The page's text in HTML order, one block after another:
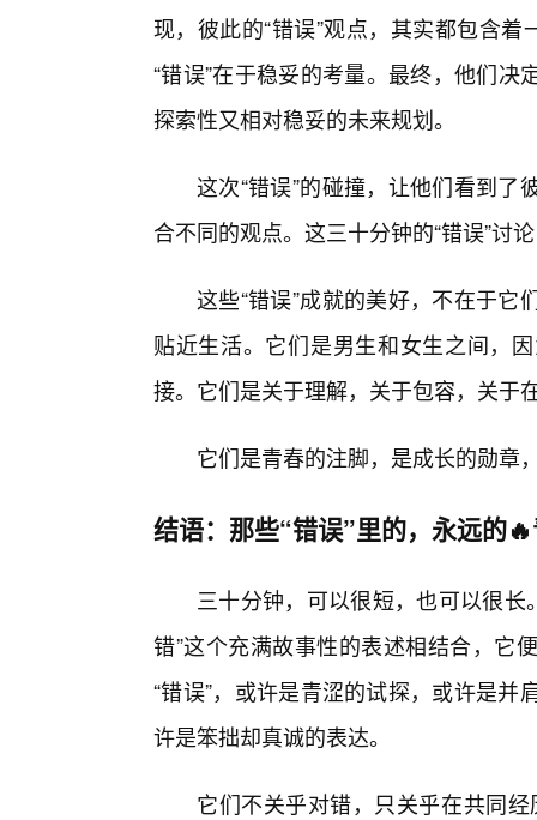
现，彼此的“错误”观点，其实都包含
“错误”在于稳妥的考量。最终，他们
探索性又相对稳妥的未来规划。
这次“错误”的碰撞，让他们看到
合不同的观点。这三十分钟的“错误”讨
这些“错误”成就的美好，不在于
贴近生活。它们是男生和女生之间，
接。它们是关于理解，关于包容，关于
它们是青春的注脚，是成长的勋
结语：那些“错误”里的，永远的
三十分钟，可以很短，也可以很长
错”这个充满故事性的表述相结合，它
“错误”，或许是青涩的试探，或许是
许是笨拙却真诚的表达。
它们不关乎对错，只关乎在共同